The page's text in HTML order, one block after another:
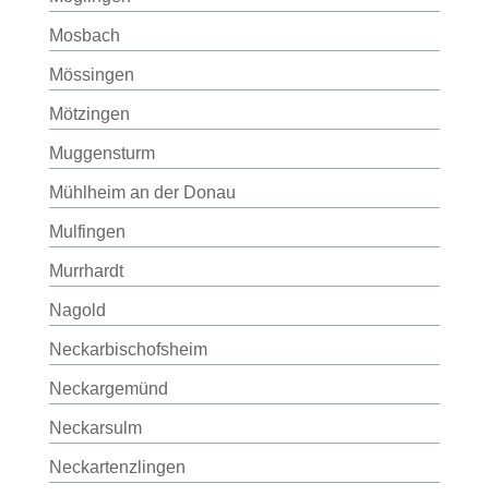
Mosbach
Mössingen
Mötzingen
Muggensturm
Mühlheim an der Donau
Mulfingen
Murrhardt
Nagold
Neckarbischofsheim
Neckargemünd
Neckarsulm
Neckartenzlingen